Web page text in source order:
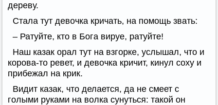
дереву.
Стала тут девочка кричать, на помощь звать:
– Ратуйте, кто в Бога вируе, ратуйте!
Наш казак орал тут на взгорке, услышал, что и
корова-то ревет, и девочка кричит, кинул соху и
прибежал на крик.
Видит казак, что делается, да не смеет с
голыми руками на волка сунуться: такой он